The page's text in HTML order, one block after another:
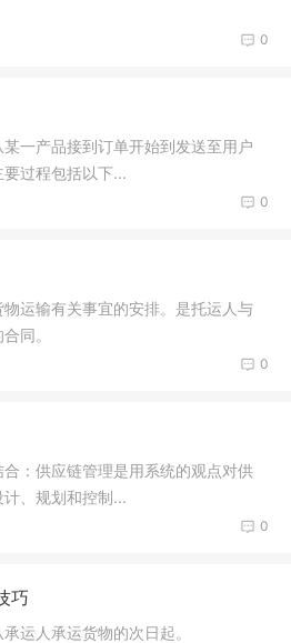
0
一产品接到订单开始到发送至用户
过程包括以下...
0
运输有关事宜的安排。是托运人与
同。
0
：供应链管理是用系统的观点对供
、规划和控制...
0
巧
运人承运货物的次日起。